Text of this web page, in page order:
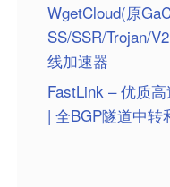
WgetCloud(原
SS/SSR/Trojan/
线加速器
FastLink – 优质
| 全BGP隧道中转